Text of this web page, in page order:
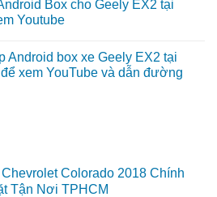
Box cho Geely EX2 tại
Youtube
Android box xe Geely EX2 tại
xem YouTube và dẫn đường
Colorado 2018 Chính
Tận Nơi TPHCM